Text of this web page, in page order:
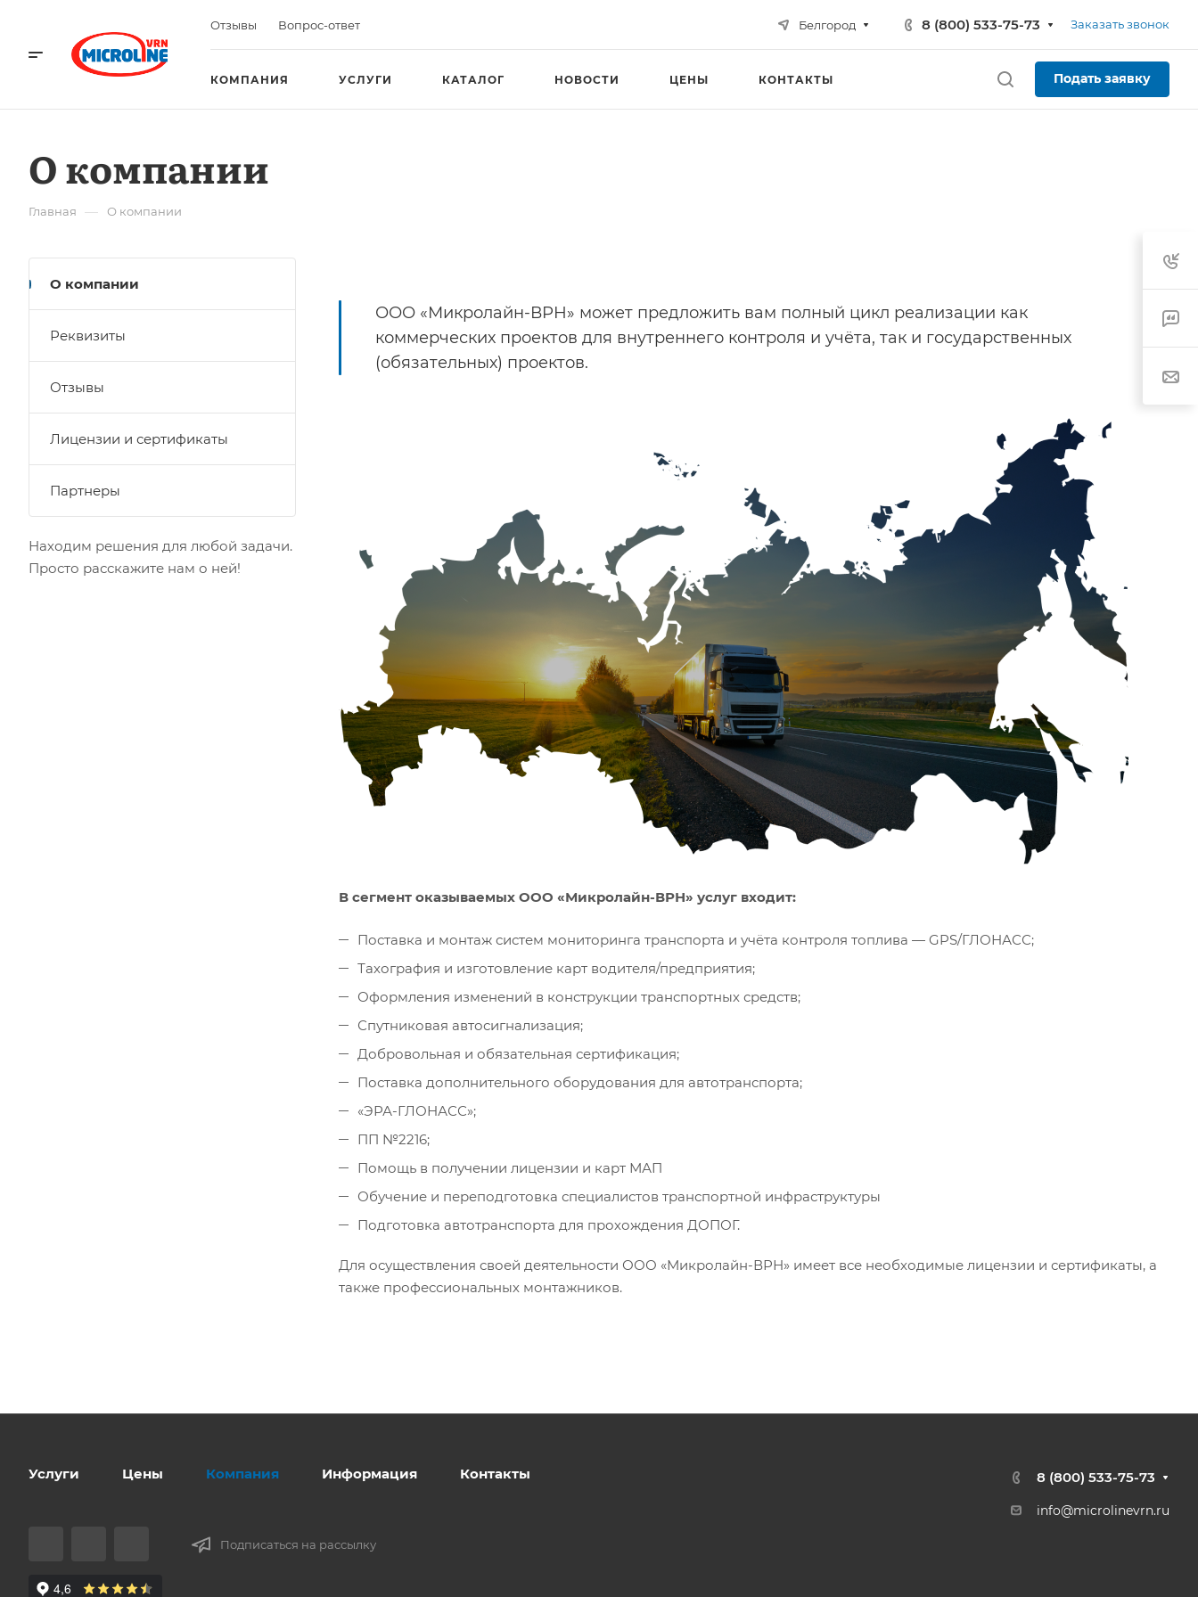
Отзывы Вопрос-ответ Белгород 8 (800) 533-75-73 Заказать звонок
КОМПАНИЯ УСЛУГИ КАТАЛОГ НОВОСТИ ЦЕНЫ КОНТАКТЫ Подать заявку
О компании
Главная — О компании
ООО «Микролайн-ВРН» может предложить вам полный цикл реализации как
коммерческих проектов для внутреннего контроля и учёта, так и государственных
(обязательных) проектов.
В сегмент оказываемых ООО «Микролайн-ВРН» услуг входит:
Поставка и монтаж систем мониторинга транспорта и учёта контроля топлива — GPS/ГЛОНАСС;
Тахография и изготовление карт водителя/предприятия;
Оформления изменений в конструкции транспортных средств;
Спутниковая автосигнализация;
Добровольная и обязательная сертификация;
Поставка дополнительного оборудования для автотранспорта;
«ЭРА-ГЛОНАСС»;
ПП №2216;
Помощь в получении лицензии и карт МАП
Обучение и переподготовка специалистов транспортной инфраструктуры
Подготовка автотранспорта для прохождения ДОПОГ.
Для осуществления своей деятельности ООО «Микролайн-ВРН» имеет все необходимые лицензии и сертификаты, а
также профессиональных монтажников.
О компании
Реквизиты
Отзывы
Лицензии и сертификаты
Партнеры
Находим решения для любой задачи.
Просто расскажите нам о ней!
Услуги Цены Компания Информация Контакты
Подписаться на рассылку
8 (800) 533-75-73
info@microlinevrn.ru